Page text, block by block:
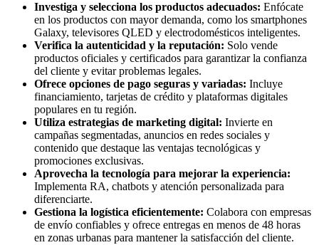
Investiga y selecciona los productos adecuados: Enfócate
en los productos con mayor demanda, como los smartphones
Galaxy, televisores QLED y electrodomésticos inteligentes.
Verifica la autenticidad y la reputación: Solo vende
productos oficiales y certificados para garantizar la confianza
del cliente y evitar problemas legales.
Ofrece opciones de pago seguras y variadas: Incluye
financiamiento, tarjetas de crédito y plataformas digitales
populares en tu región.
Utiliza estrategias de marketing digital: Invierte en
campañas segmentadas, anuncios en redes sociales y
contenido que destaque las ventajas tecnológicas y
promociones exclusivas.
Aprovecha la tecnología para mejorar la experiencia:
Implementa RA, chatbots y atención personalizada para
diferenciarte.
Gestiona la logística eficientemente: Colabora con empresas
de envío confiables y ofrece entregas en menos de 48 horas
en zonas urbanas para mantener la satisfacción del cliente.